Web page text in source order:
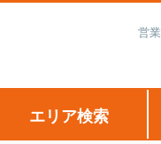
営
エリア検索